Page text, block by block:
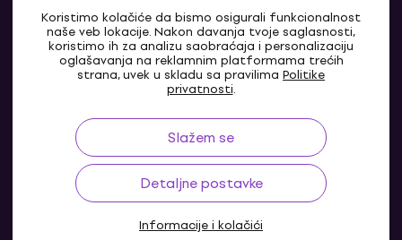
Koristimo kolačiće da bismo osigurali funkcionalnost
naše veb lokacije. Nakon davanja tvoje saglasnosti,
koristimo ih za analizu saobraćaja i personalizaciju
oglašavanja na reklamnim platformama trećih
strana, uvek u skladu sa pravilima Politike
privatnosti.
Slažem se
Detaljne postavke
Informacije i kolačići
BA